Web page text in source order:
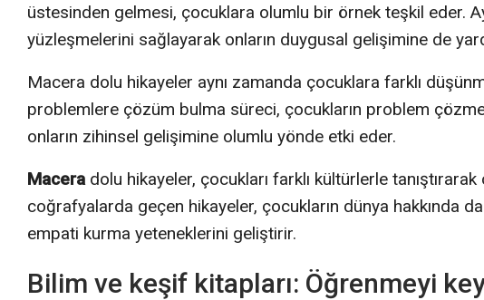
üstesinden gelmesi, çocuklara olumlu bir örnek teşkil eder.
yüzleşmelerini sağlayarak onların duygusal gelişimine de
Macera dolu hikayeler aynı zamanda çocuklara farklı
problemlere çözüm bulma süreci, çocukların problem
onların zihinsel gelişimine olumlu yönde etki eder.
Maceradolu hikayeler, çocukları farklı kültürlerle
coğrafyalarda geçen hikayeler, çocukların dünya hakkında
empati kurma yeteneklerini geliştirir.
Bilim ve keşif kitapları: Öğrenmeyi